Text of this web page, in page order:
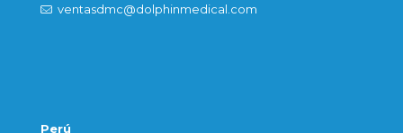
ventasdmc@dolphinmedical.com
Perú